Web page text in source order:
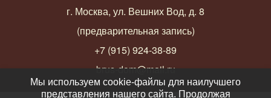
г. Москва, ул. Вешних Вод, д. 8
(предварительная запись)
+7 (915) 924-38-89
brus-dom@mail.ru
Мы используем cookie-файлы для наилучшего
представления нашего сайта. Продолжая